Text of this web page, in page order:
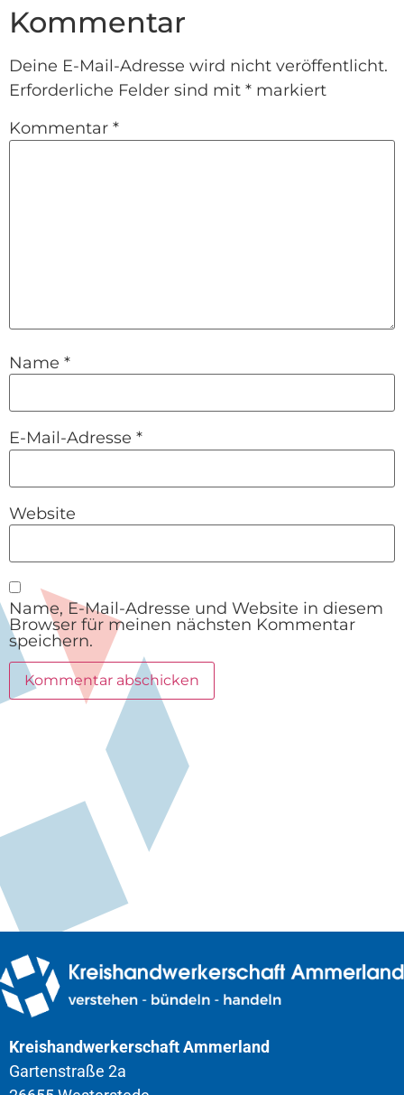
Kommentar
Deine E-Mail-Adresse wird nicht veröffentlicht.
Erforderliche Felder sind mit * markiert
Kommentar *
Name *
E-Mail-Adresse *
Website
Name, E-Mail-Adresse und Website in diesem
Browser für meinen nächsten Kommentar
speichern.
Kreishandwerkerschaft Ammerland
Gartenstraße 2a